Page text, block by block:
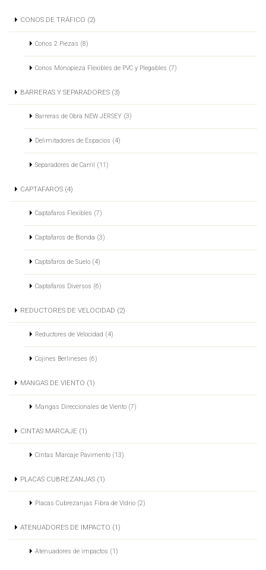
CONOS DE TRÁFICO (2)
Conos 2 Piezas (8)
Conos Monopieza Flexibles de PVC y Plegables (7)
BARRERAS Y SEPARADORES (3)
Barreras de Obra NEW JERSEY (3)
Delimitadores de Espacios (4)
Separadores de Carril (11)
CAPTAFAROS (4)
Captafaros Flexibles (7)
Captafaros de Bionda (3)
Captafaros de Suelo (4)
Captafaros Diversos (6)
REDUCTORES DE VELOCIDAD (2)
Reductores de Velocidad (4)
Cojines Berlineses (6)
MANGAS DE VIENTO (1)
Mangas Direccionales de Viento (7)
CINTAS MARCAJE (1)
Cintas Marcaje Pavimento (13)
PLACAS CUBREZANJAS (1)
Placas Cubrezanjas Fibra de Vidrio (2)
ATENUADORES DE IMPACTO (1)
Atenuadores de impactos (1)